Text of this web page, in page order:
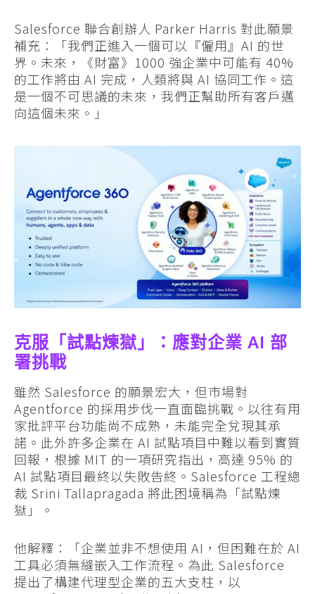
Salesforce 聯合創辦人 Parker Harris 對此願景
補充：「我們正進入一個可以『僱用』AI 的世
界。未來，《財富》1000 強企業中可能有 40%
的工作將由 AI 完成，人類將與 AI 協同工作。這
是一個不可思議的未來，我們正幫助所有客戶邁
向這個未來。」
克服「試點煉獄」：應對企業 AI 部
署挑戰
雖然 Salesforce 的願景宏大，但市場對
Agentforce 的採用步伐一直面臨挑戰。以往有用
家批評平台功能尚不成熟，未能完全兌現其承
諾。此外許多企業在 AI 試點項目中難以看到實質
回報，根據 MIT 的一項研究指出，高達 95% 的
AI 試點項目最終以失敗告終。Salesforce 工程總
裁 Srini Tallapragada 將此困境稱為「試點煉
獄」。
他解釋：「企業並非不想使用 AI，但困難在於 AI
工具必須無縫嵌入工作流程。為此 Salesforce
提出了構建代理型企業的五大支柱，以